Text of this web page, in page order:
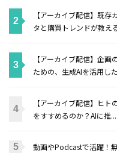
【アーカイブ配信】既
タと購買トレンドが教え
【アーカイブ配信】企
ための、生成AIを活用し
【アーカイブ配信】ヒ
をすすめるのか？AIに推...
動画やPodcastで活躍！